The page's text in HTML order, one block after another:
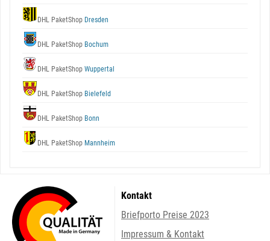
DHL PaketShop Dresden
DHL PaketShop Bochum
DHL PaketShop Wuppertal
DHL PaketShop Bielefeld
DHL PaketShop Bonn
DHL PaketShop Mannheim
Kontakt
Briefporto Preise 2023
Impressum & Kontakt